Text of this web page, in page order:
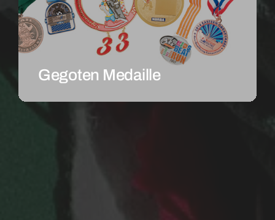
Gegoten Medaille